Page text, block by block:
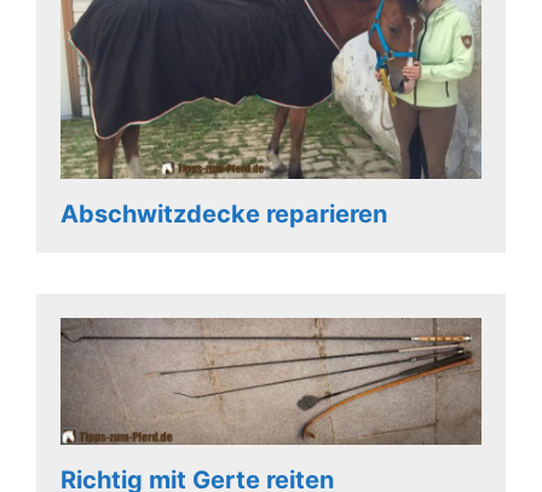
Abschwitzdecke reparieren
Richtig mit Gerte reiten